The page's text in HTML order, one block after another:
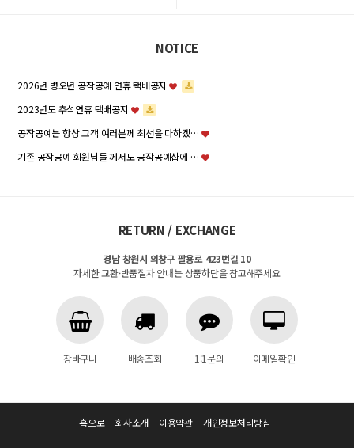
NOTICE
2026년 병오년 공작공예 연휴 택배공지
2023년도 추석연휴 택배공지
공작공예는 항상 고객 여러분께 최선을 다하겠…
기존 공작공예 회원님들 께서도 공작공예샵에 …
RETURN / EXCHANGE
경남 창원시 의창구 팔용로 423번길 10
자세한 교환·반품절차 안내는 상품하단을 참고해주세요
장바구니 배송조회 1:1문의 이메일확인
홈으로 회사소개 이용약관 개인정보처리방침